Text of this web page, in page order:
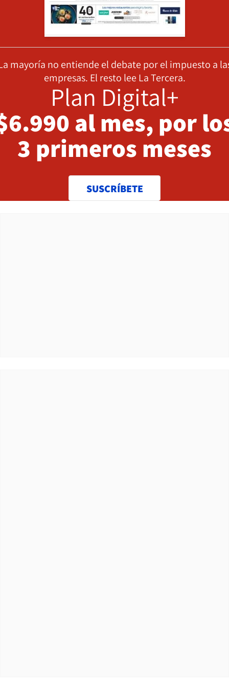
mayoría no entiende el debate por el impuesto a
empresas. El resto lee La Tercera.
Plan Digital+
al mes, por
3 primeros meses
SUSCRÍBETE